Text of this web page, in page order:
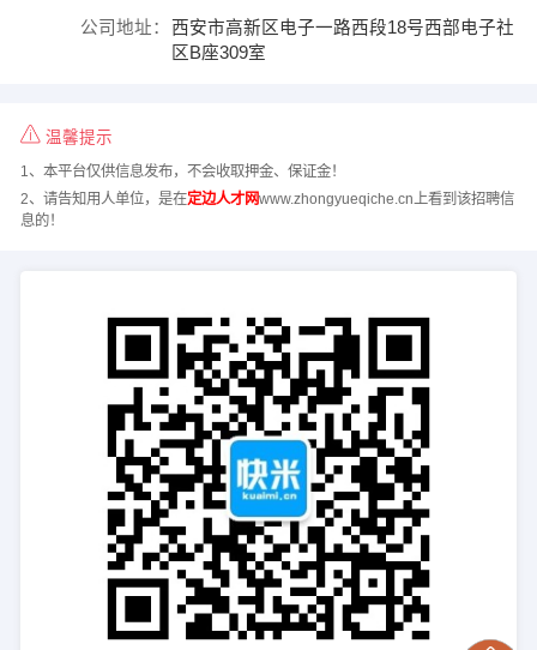
公司地址：
西安市高新区电子一路西段18号西部电子社
区B座309室
温馨提示
1、本平台仅供信息发布，不会收取押金、保证金！
2、请告知用人单位，是在定边人才网www.zhongyueqiche.cn上看到该招聘信
息的！